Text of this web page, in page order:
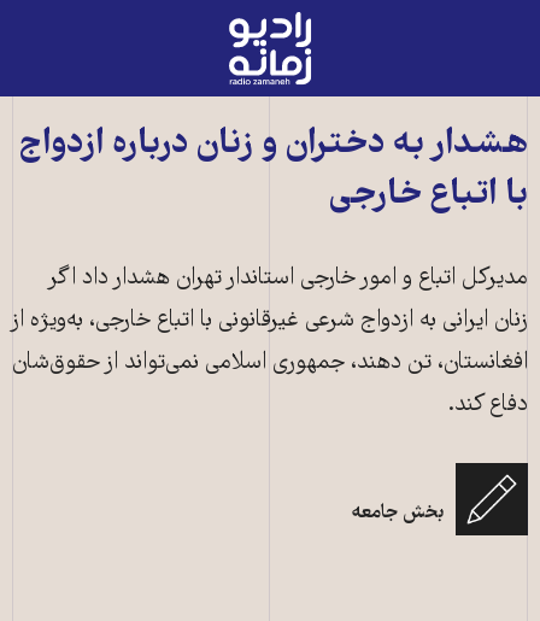
رادیو
زمانه
به
صفحه
هشدار به دختران و زنان درباره ازدواج
با اتباع خارجی
مدیرکل اتباع و امور خارجی استاندار تهران هشدار داد اگر
زنان ایرانی به ازدواج شرعی غیرقانونی با اتباع خارجی، به‌ویژه از
افغانستان، تن دهند، جمهوری اسلامی نمی‌تواند از حقوق‌شان
دفاع کند.
بخش جامعه